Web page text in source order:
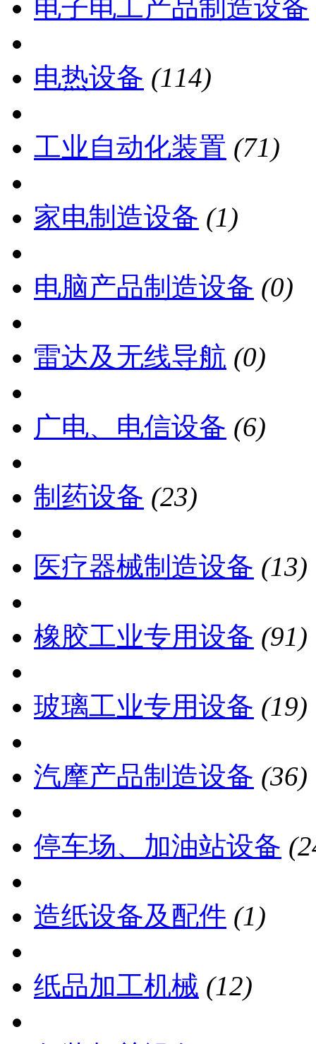
电子电工产品制造设备
电热设备 (114)
工业自动化装置 (71)
家电制造设备 (1)
电脑产品制造设备 (0)
雷达及无线导航 (0)
广电、电信设备 (6)
制药设备 (23)
医疗器械制造设备 (13)
橡胶工业专用设备 (91)
玻璃工业专用设备 (19)
汽摩产品制造设备 (36)
停车场、加油站设备
造纸设备及配件 (1)
纸品加工机械 (12)